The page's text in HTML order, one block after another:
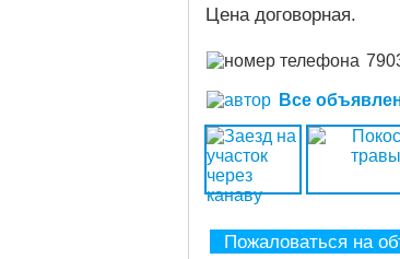
Цена договорная.
Все
Пожаловаться на